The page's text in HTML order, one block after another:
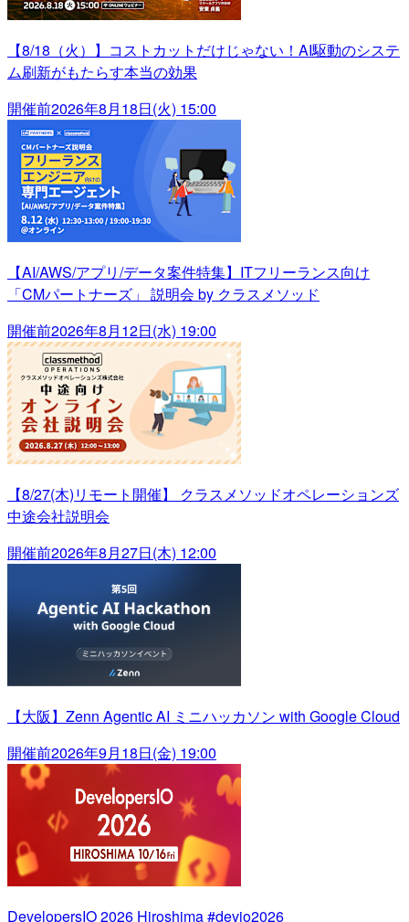
【8/18（火）】コストカットだけじゃない！AI駆動のシステ
ム刷新がもたらす本当の効果
開催前2026年8月18日(火) 15:00
【AI/AWS/アプリ/データ案件特集】ITフリーランス向け
「CMパートナーズ」 説明会 by クラスメソッド
開催前2026年8月12日(水) 19:00
【8/27(木)リモート開催】 クラスメソッドオペレーションズ
中途会社説明会
開催前2026年8月27日(木) 12:00
【大阪】Zenn Agentic AI ミニハッカソン with Google Cloud
開催前2026年9月18日(金) 19:00
DevelopersIO 2026 Hiroshima #devio2026